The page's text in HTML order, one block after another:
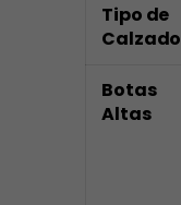
Tipo de
Calzado
Botas
Altas